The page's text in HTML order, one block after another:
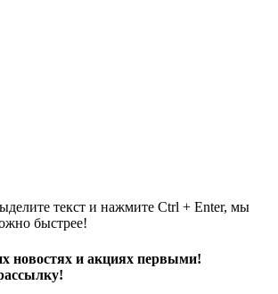
текст и нажмите Ctrl + Enter, мы
быстрее!
новостях и акциях первыми!